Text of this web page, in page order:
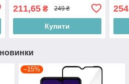
211,65₴ 249 ₴
Купити
новинки
–15%